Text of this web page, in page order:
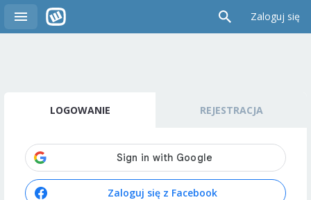
Zaloguj się
LOGOWANIE REJESTRACJA
Zaloguj się z Facebook